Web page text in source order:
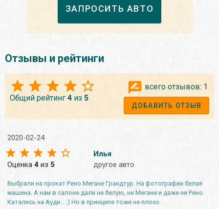
ЗАПРОСИТЬ АВТО
Отзывы и рейтинги
Общий рейтинг 4 из 5
всего отзывов: 1
ДОБАВИТЬ ОТЗЫВ
2020-02-24
Оценка 4 из 5
Илья
другое авто
Выбрали на прокат Рено Мегане Грандтур. На фотографии белая
машина. А нам в салоне дали не белую, не Мегане и даже не Рено.
Катались на Ауди... :) Но в принципе тоже не плохо.